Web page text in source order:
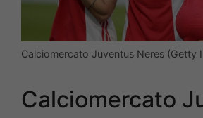
Calciomercato Juventus Neres (Getty
Calciomercato